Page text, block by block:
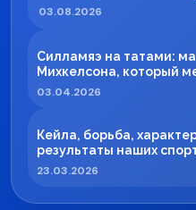
03.08.2026
Силламяэ на татами:
Михкелсона, который
регионе
03.04.2026
Кейла, борьба,
результаты наших
23.03.2026